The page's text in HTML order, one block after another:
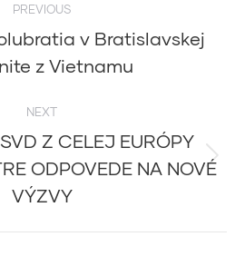
PREVIOUS
Previous
post:
v Bratislavskej
z Vietnamu
NEXT
Next
post:
Z CELEJ EURÓPY
ODPOVEDE NA NOVÉ
VÝZVY